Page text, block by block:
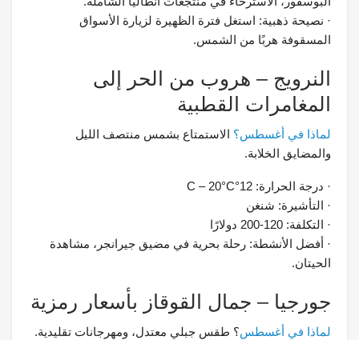
· نصيحة ذهبية: استغل فترة الظهيرة لزيارة الأسواق
المسقوفة هربًا من الشمس.
النرويج – هروب من الحر إلى
المغامرات القطبية
لماذا في أغسطس؟ الاستمتاع بشمس منتصف الليل
والمضايق الخلابة.
· درجة الحرارة: 12°C – 20°C
· التأشيرة: شنغن
· التكلفة: 120-200 دولارًا
· أفضل الأنشطة: رحلة بحرية في مضيق جيرانجر، مشاهدة
الحيتان.
جورجيا – جمال القوقاز بأسعار رمزية
لماذا في أغسطس؟ طقس جبلي معتدل، ومهرجانات تقليدية.